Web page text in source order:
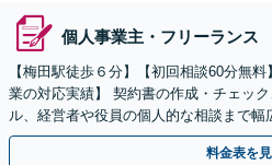
個人事業主・フリーランス
【梅田駅徒歩６分】【初回相談60分無
業の対応実績】 契約書の作成・チェッ
ル、経営者や役員の個人的な相談まで幅
料金表を